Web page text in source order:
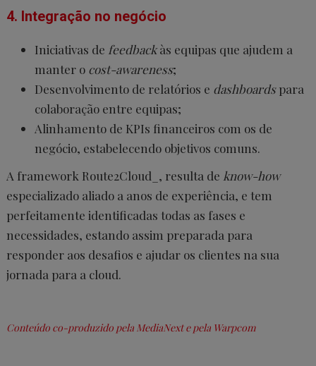
4. Integração no negócio
Iniciativas de feedbackàs equipas que ajudem a
manter o cost-awareness;
Desenvolvimento de relatórios e dashboardspara
colaboração entre equipas;
Alinhamento de KPIs financeiros com os de
negócio, estabelecendo objetivos comuns.
A framework Route2Cloud_, resulta de know-how
especializado aliado a anos de experiência, e tem
perfeitamente identificadas todas as fases e
necessidades, estando assim preparada para
responder aos desafios e ajudar os clientes na sua
jornada para a cloud.
Conteúdo co-produzido pela MediaNext e pela Warpcom